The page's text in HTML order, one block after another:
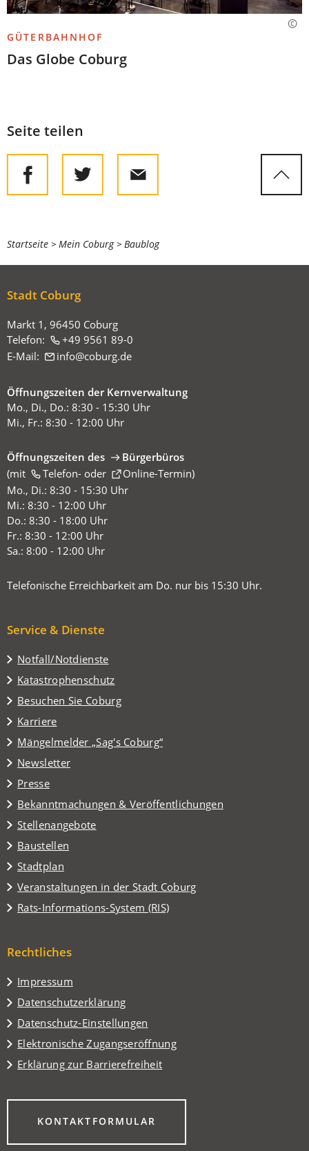
GÜTERBAHNHOF
Das Globe Coburg
Seite teilen
Sie
befinden
sich
Startseite Mein Coburg Baublog
Stadt Coburg
Markt 1, 96450 Coburg
Telefon:
+49 9561 89-0
E-Mail:
info coburg de
Öffnungszeiten der Kernverwaltung
Mo., Di., Do.: 8:30 - 15:30 Uhr
Mi., Fr.: 8:30 - 12:00 Uhr
Öffnungszeiten des
Bürgerbüros
(mit
Telefon-oder Online-Termin
(Öffnet
in
einem
neuen
Tab)
)
Mo., Di.: 8:30 - 15:30 Uhr
Mi.: 8:30 - 12:00 Uhr
Do.: 8:30 - 18:00 Uhr
Fr.: 8:30 - 12:00 Uhr
Sa.: 8:00 - 12:00 Uhr
Telefonische Erreichbarkeit am Do. nur bis 15:30 Uhr.
Service & Dienste
Notfall/Notdienste
Katastrophenschutz
Besuchen Sie Coburg
(Öffnet
in
einem
neuen
Tab)
Karriere
Mängelmelder „Sag's Coburg“
(Öffnet
in
einem
neuen
Tab)
Newsletter
Presse
Bekanntmachungen & Veröffentlichungen
Stellenangebote
Baustellen
Stadtplan
(Öffnet
in
einem
neuen
Veranstaltungen in der Stadt Coburg
(Öffnet
in
einem
Tab)
Rats-Informations-System (RIS)
(Öffnet
neuen
Rechtliches
Impressum
Datenschutzerklärung
Datenschutz-Einstellungen
Elektronische Zugangseröffnung
Erklärung zur Barrierefreiheit
KONTAKTFORMULAR
(ÖFFNET